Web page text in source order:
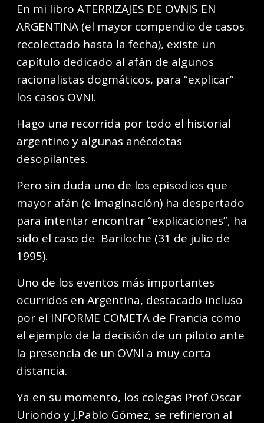
En mi libro ATERRIZAJES DE OVNIS EN
ARGENTINA (el mayor compendio de casos
recolectado hasta la fecha), existe un
capítulo dedicado al afán de algunos
racionalistas dogmáticos, para “explicar”
los casos OVNI.
Hago una recorrida por todo el historial
argentino y algunas anécdotas
desopilantes.
Pero sin duda uno de los episodios que
mayor afán (e imaginación) ha despertado
para intentar encontrar “explicaciones”, ha
sido el caso de Bariloche (31 de julio de
1995).
Uno de los eventos más importantes
ocurridos en Argentina, destacado incluso
por el INFORME COMETA de Francia como
el ejemplo de la decisión de un piloto ante
la presencia de un OVNI a muy corta
distancia.
Ya en su momento, los colegas Prof.Oscar
Uriondo y J.Pablo Gómez, se refirieron al